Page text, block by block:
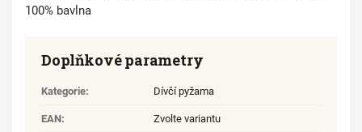
100% bavlna
Doplňkové parametry
Kategorie: Dívčí pyžama
EAN: Zvolte variantu